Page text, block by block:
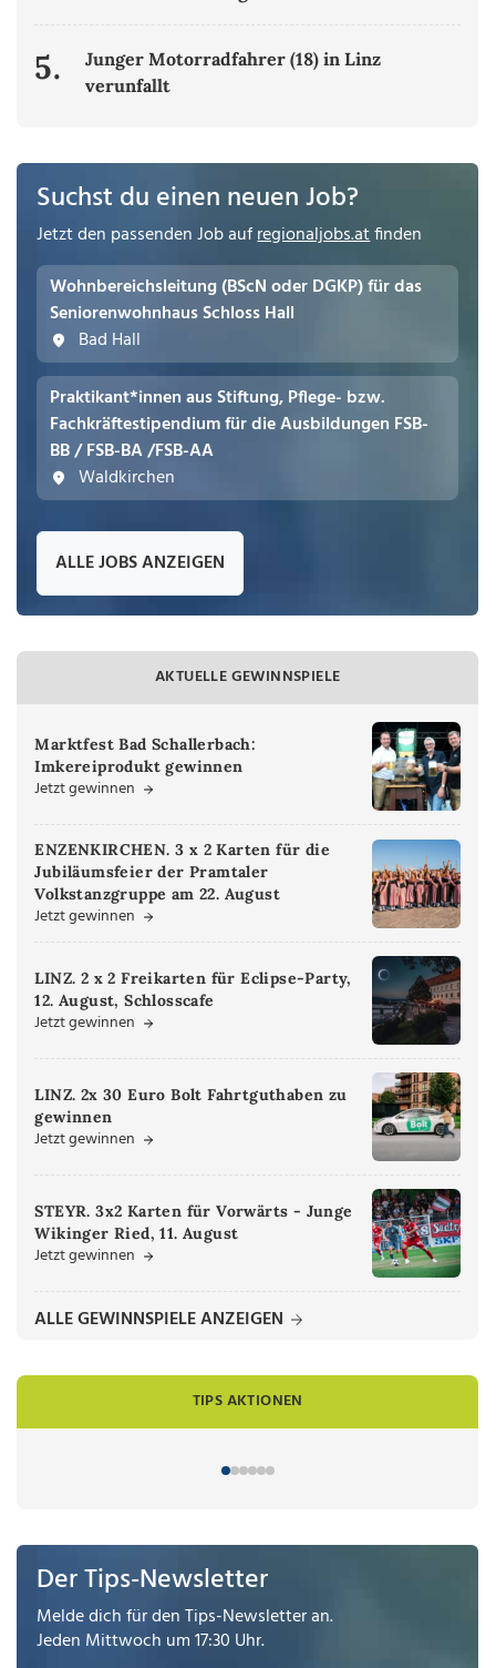
5.
Junger Motorradfahrer (18) in Linz
verunfallt
Suchst du einen neuen Job?
Jetzt den passenden Job aufregionaljobs.atfinden
Wohnbereichsleitung (BScN oder DGKP) für das
Seniorenwohnhaus Schloss Hall
Bad Hall
Praktikant*innen aus Stiftung, Pflege- bzw.
Fachkräftestipendium für die Ausbildungen FSB-
BB / FSB-BA /FSB-AA
Waldkirchen
ALLE JOBS ANZEIGEN
AKTUELLE GEWINNSPIELE
Marktfest Bad Schallerbach:
Imkereiprodukt gewinnen
Jetzt gewinnen
ENZENKIRCHEN. 3 x 2 Karten für die
Jubiläumsfeier der Pramtaler
Volkstanzgruppe am 22. August
Jetzt gewinnen
LINZ. 2 x 2 Freikarten für Eclipse-Party,
12. August, Schlosscafe
Jetzt gewinnen
LINZ. 2x 30 Euro Bolt Fahrtguthaben zu
gewinnen
Jetzt gewinnen
STEYR. 3x2 Karten für Vorwärts - Junge
Wikinger Ried, 11. August
Jetzt gewinnen
ALLE GEWINNSPIELE ANZEIGEN
TIPS AKTIONEN
Der Tips-Newsletter
Melde dich für den Tips-Newsletter an.
Jeden Mittwoch um 17:30 Uhr.